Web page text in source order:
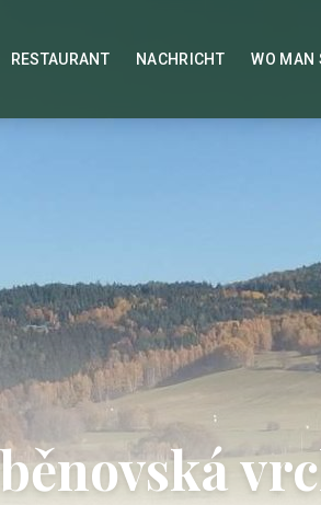
RESTAURANT NACHRICHT WO MAN